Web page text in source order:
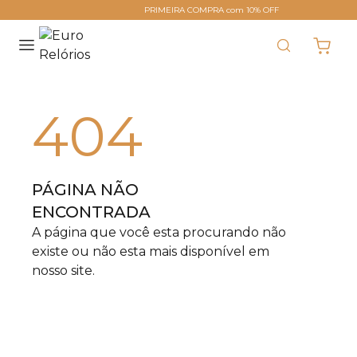
PRIMEIRA COMPRA com 10% OFF
404
PÁGINA NÃO
ENCONTRADA
A página que você esta procurando não
existe ou não esta mais disponível em
nosso site.